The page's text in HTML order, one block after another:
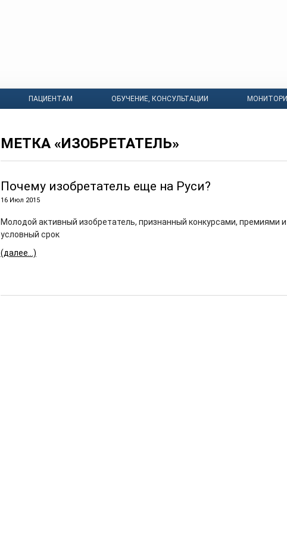
ПАЦИЕНТАМ ОБУЧЕНИЕ, КОНСУЛЬТАЦИИ
МЕТКА «ИЗОБРЕТАТЕЛЬ»
Почему изобретатель еще на Руси?
16 Июл 2015
Молодой активный изобретатель, признанный конкурсами, премиями
условный срок
(далее…)